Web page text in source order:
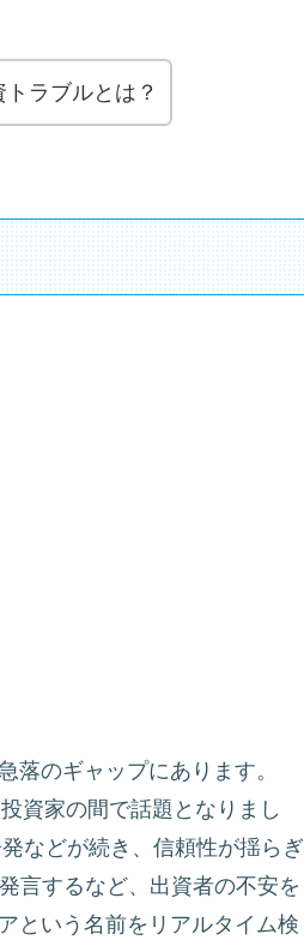
ラブルとは？
落のギャップにあります。
資家の間で話題となりまし
などが続き、信頼性が揺らぎ
言するなど、出資者の不安を
という名前をリアルタイム検